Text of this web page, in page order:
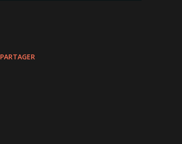
PARTAGER